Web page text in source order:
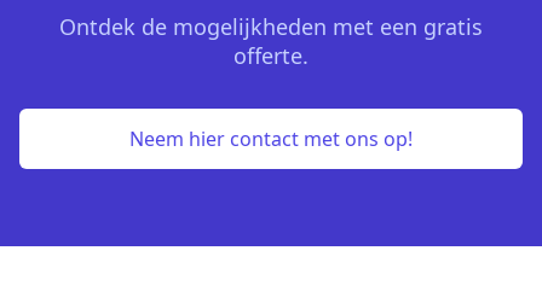
Ontdek de mogelijkheden met een gratis
offerte.
Neem hier contact met ons op!